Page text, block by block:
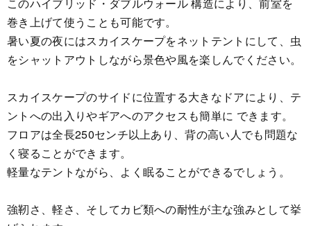
巻き上げて使うことも可能です。
暑い夏の夜にはスカイスケープをネットテントにして、虫
をシャットアウトしながら景色や風を楽しんでください。
スカイスケープのサイドに位置する大きなドアにより、テ
ントへの出入りやギアへのアクセスも簡単に できます。
フロアは全長250センチ以上あり、背の高い人でも問題な
く寝ることができます。
軽量なテントながら、よく眠ることができるでしょう。
強靭さ、軽さ、そしてカビ類への耐性が主な強みとして挙